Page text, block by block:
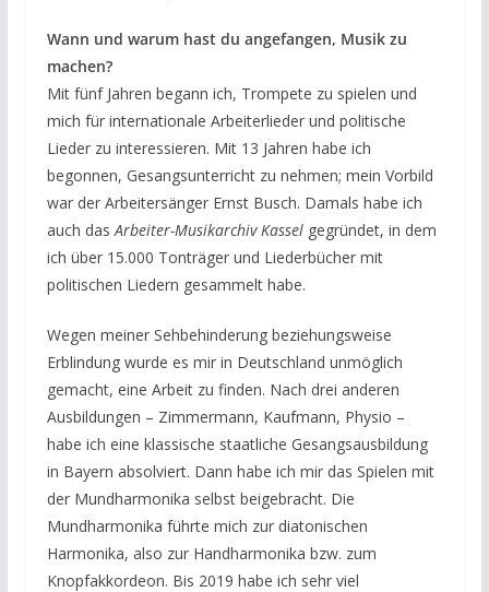
Wann und warum hast du angefangen, Musik zu
machen?
Mit fünf Jahren begann ich, Trompete zu spielen und
mich für internationale Arbeiterlieder und politische
Lieder zu interessieren. Mit 13 Jahren habe ich
begonnen, Gesangsunterricht zu nehmen; mein Vorbild
war der Arbeitersänger Ernst Busch. Damals habe ich
auch dasArbeiter-Musikarchiv Kasselgegründet, in dem
ich über 15.000 Tonträger und Liederbücher mit
politischen Liedern gesammelt habe.
Wegen meiner Sehbehinderung beziehungsweise
Erblindung wurde es mir in Deutschland unmöglich
gemacht, eine Arbeit zu finden. Nach drei anderen
Ausbildungen – Zimmermann, Kaufmann, Physio –
habe ich eine klassische staatliche Gesangsausbildung
in Bayern absolviert. Dann habe ich mir das Spielen mit
der Mundharmonika selbst beigebracht. Die
Mundharmonika führte mich zur diatonischen
Harmonika, also zur Handharmonika bzw. zum
Knopfakkordeon. Bis 2019 habe ich sehr viel